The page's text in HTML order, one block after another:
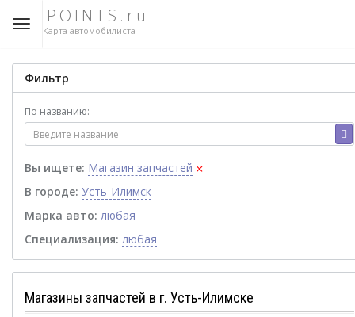
POINTS.ru
Карта автомобилиста
Фильтр
По названию:
Вы ищете: Магазин запчастей ×
В городе: Усть-Илимск
Марка авто: любая
Специализация: любая
Магазины запчастей в г. Усть-Илимске